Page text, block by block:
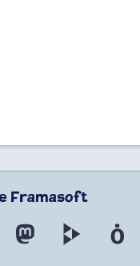
Framasoft
Flux RSS Mastodon PeerTube